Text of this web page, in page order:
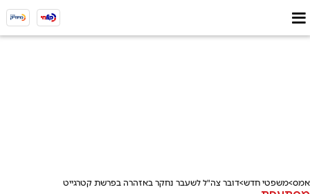
אמס משפטי חדש דובר צה"ל לשעבר נחקר באזהרה בפרשת קטרגייט